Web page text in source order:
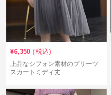
¥6,350 (税込)
上品なシフォン素材のプリーツ
スカートミディ丈